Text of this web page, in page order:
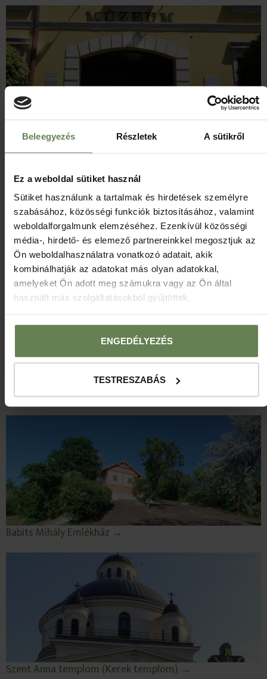
Beleegyezés Részletek A sütikről
Ez a weboldal sütiket használ
Sütiket használunk a tartalmak és hirdetések személyre
szabásához, közösségi funkciók biztosításához, valamint
weboldalforgalmunk elemzéséhez. Ezenkívül közösségi
média-, hirdető- és elemező partnereinkkel megosztjuk az
Ön weboldalhasználatra vonatkozó adatait, akik
kombinálhatják az adatokat más olyan adatokkal,
amelyeket Ön adott meg számukra vagy az Ön által
használt más szolgáltatásokból gyűjtöttek.
ENGEDÉLYEZÉS
TESTRESZABÁS
Balassa Múzeum →
Zsinagóga →
Babits Mihály Emlékház →
Szent Anna templom (Kerek templom) →